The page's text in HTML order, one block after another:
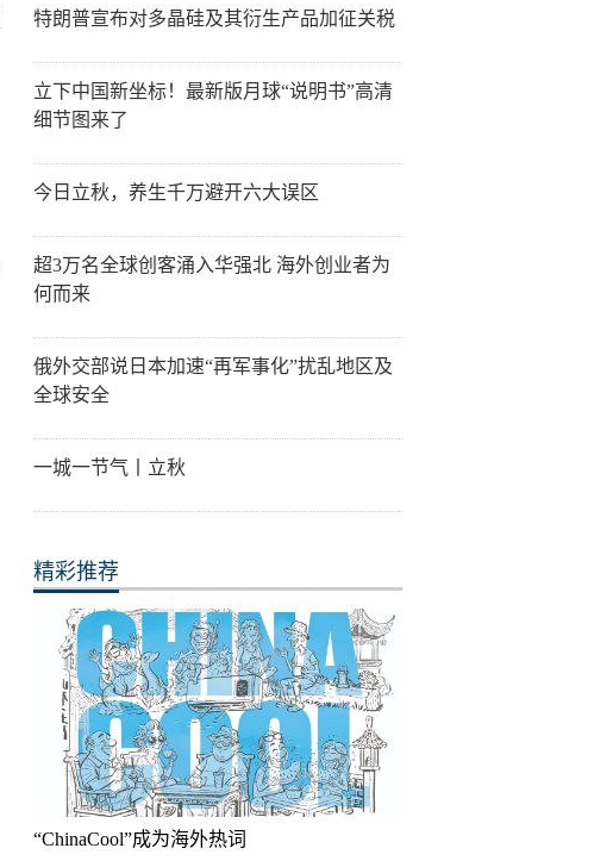
特朗普宣布对多晶硅及其衍生产品加征关税
立下中国新坐标！最新版月球“说明书”高清
细节图来了
今日立秋，养生千万避开六大误区
超3万名全球创客涌入华强北 海外创业者为
何而来
俄外交部说日本加速“再军事化”扰乱地区及
全球安全
一城一节气丨立秋
精彩推荐
“ChinaCool”成为海外热词